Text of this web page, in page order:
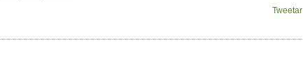
Tweetar